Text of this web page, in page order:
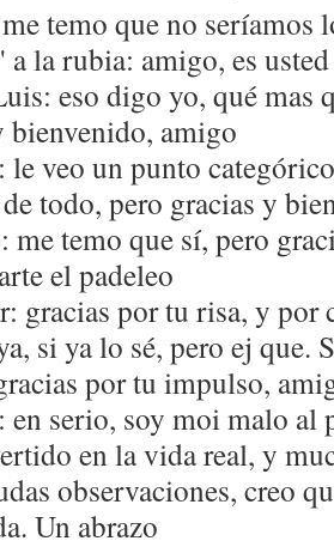
temo que no seríamos
a la rubia: amigo, es
eso digo yo, qué mas
bienvenido, amigo
le veo un punto
todo, pero gracias y
me temo que sí, pero
el padeleo
gracias por tu risa, y por
si ya lo sé, pero ej que.
por tu impulso,
en serio, soy moi malo al
en la vida real, y
observaciones, creo
Un abrazo